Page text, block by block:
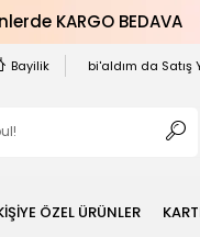
KARGO BEDAVA
Bayilik bi'aldım da Satış
ÖZEL ÜRÜNLER